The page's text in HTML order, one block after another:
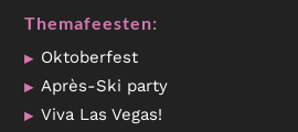
Themafeesten:
Oktoberfest
Après-Ski party
Viva Las Vegas!